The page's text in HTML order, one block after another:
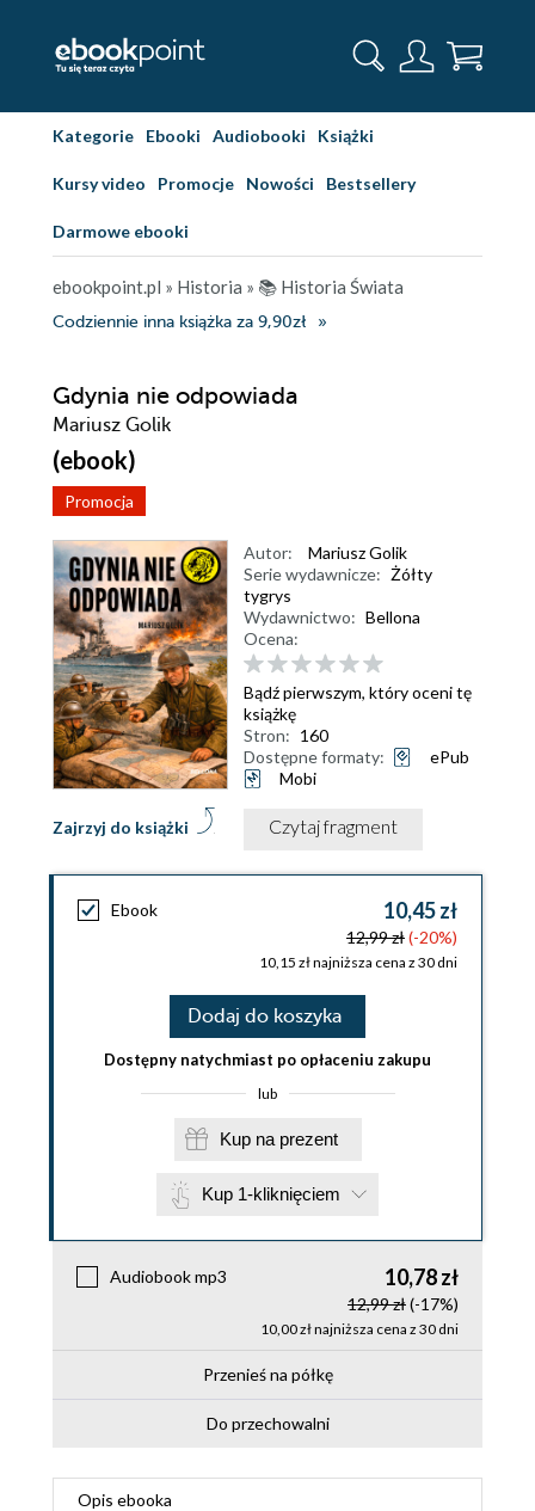
Kategorie Ebooki Audiobooki Książki
Kursy video Promocje Nowości Bestsellery
Darmowe ebooki
ebookpoint.pl » Historia » 📚 Historia Świata
Codziennie inna książka za 9,90zł
Gdynia nie odpowiada
Mariusz Golik
(ebook)
Promocja
Zajrzyj do książki
Autor:
Mariusz Golik
Serie wydawnicze: Żółty
tygrys
Wydawnictwo: Bellona
Ocena:
Bądź pierwszym, który oceni tę
książkę
Stron: 160
Dostępne formaty:
ePub
Mobi
Czytaj fragment
Ebook 10,45 zł
12,99 zł(-20%)
10,15 zł najniższa cena z 30 dni
Dodaj do koszyka
Dostępny natychmiast po opłaceniu zakupu
lub
Kup na prezent
Kup 1-kliknięciem
Audiobook mp3 10,78 zł
12,99 zł(-17%)
10,00 zł najniższa cena z 30 dni
Przenieś na półkę
Do przechowalni
Opis ebooka